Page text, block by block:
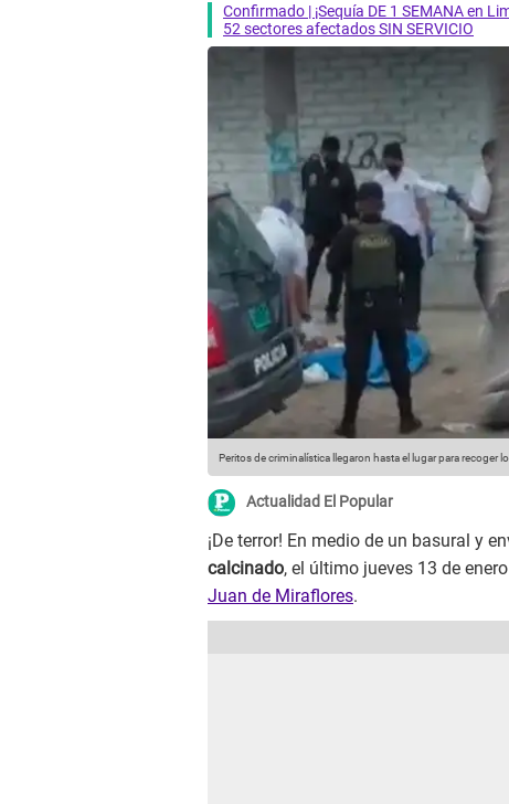
Confirmado | ¡Sequía DE 1 SEMANA en
52 sectores afectados SIN SERVICIO
Peritos de criminalística llegaron hasta el lugar para recoger
Actualidad El Popular
¡De terror! En medio de un basural y
calcinado, el último jueves 13 de
Juan de Miraflores.